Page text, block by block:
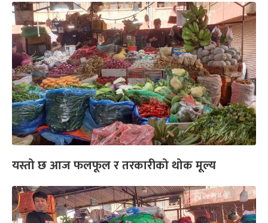
यस्तो छ आज फलफूल र तरकारीको थोक मूल्य